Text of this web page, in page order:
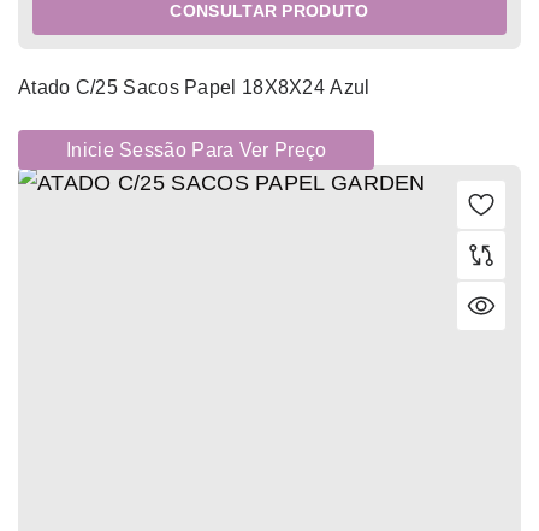
CONSULTAR PRODUTO
Atado C/25 Sacos Papel 18X8X24 Azul
Inicie Sessão Para Ver Preço